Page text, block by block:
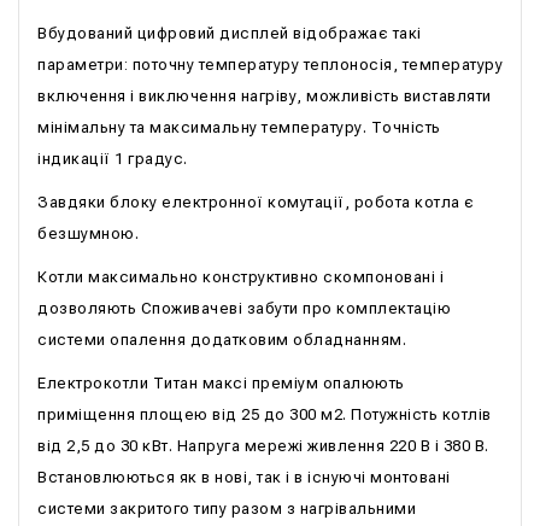
Вбудований цифровий дисплей відображає такі
параметри: поточну температуру теплоносія, температуру
включення і виключення нагріву, можливість виставляти
мінімальну та максимальну температуру. Точність
індикації 1 градус.
Завдяки блоку електронної комутації, робота котла є
безшумною.
Котли максимально конструктивно скомпоновані і
дозволяють Споживачеві забути про комплектацію
системи опалення додатковим обладнанням.
Електрокотли Титан максі преміум опалюють
приміщення площею від 25 до 300 м2. Потужність котлів
від 2,5 до 30 кВт. Напруга мережі живлення 220 В і 380 В.
Встановлюються як в нові, так і в існуючі монтовані
системи закритого типу разом з нагрівальними